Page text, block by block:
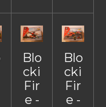
Blo
cki
Fir
e -
Blo
cki
Fir
e -